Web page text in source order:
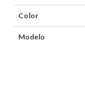
Color
Modelo